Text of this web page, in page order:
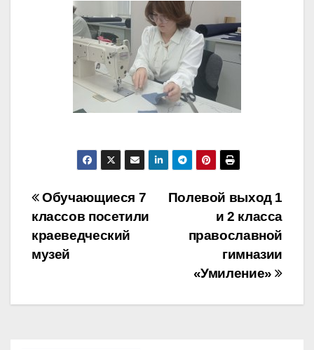
Навигация
по
записям
Полевой выход 1
и 2 класса
православной
гимназии
«Умиление»
Обучающиеся 7
классов посетили
краеведческий
музей